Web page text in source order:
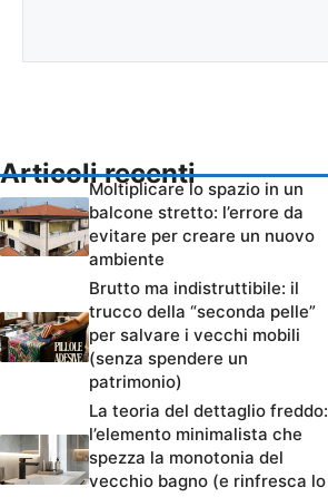
Articoli recenti
Moltiplicare lo spazio in un
balcone stretto: l’errore da
evitare per creare un nuovo
ambiente
Brutto ma indistruttibile: il
trucco della “seconda pelle”
per salvare i vecchi mobili
(senza spendere un
patrimonio)
La teoria del dettaglio freddo:
l’elemento minimalista che
spezza la monotonia del
vecchio bagno (e rinfresca lo